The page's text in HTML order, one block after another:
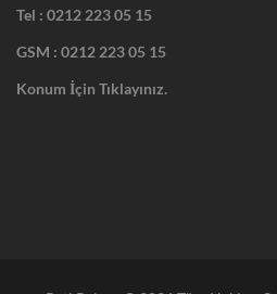
Tel : 0212 223 05 15
GSM : 0212 223 05 15
Konum İçin Tıklayınız.